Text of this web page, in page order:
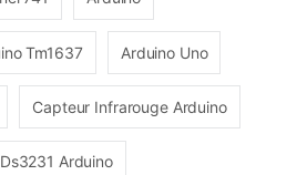
Tm1637 Arduino Uno
Capteur Infrarouge Arduino
Ds3231 Arduino